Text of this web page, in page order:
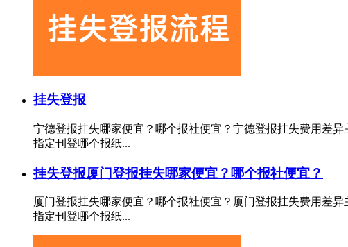
挂失登报
宁德登报挂失哪家便宜？哪个报社便宜？宁德登报挂失费用差
指定刊登哪个报纸...
挂失登报厦门登报挂失哪家便宜？哪个报社便宜？
厦门登报挂失哪家便宜？哪个报社便宜？厦门登报挂失费用差
指定刊登哪个报纸...